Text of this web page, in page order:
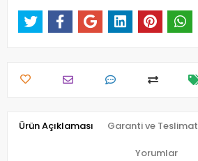
Ürün Açıklaması Garanti ve Teslimat
Yorumlar